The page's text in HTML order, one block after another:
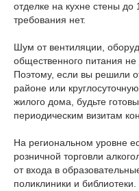
отделке на кухне стены до
требования нет.
Шум от вентиляции,
общественного питания
Поэтому, если вы решили
районе или
жилого дома, будьте
периодическим визитам
На региональном уровне
розничной торговли
от входа в
поликлиники и